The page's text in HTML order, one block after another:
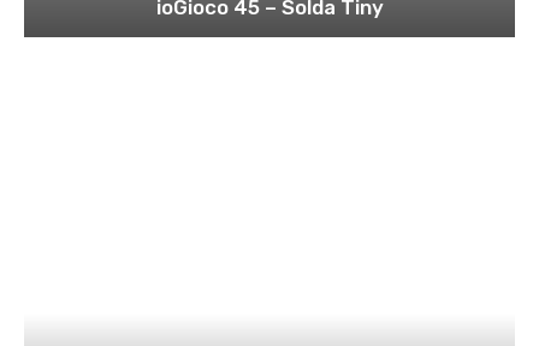
ioGioco 45 – Solda Tiny